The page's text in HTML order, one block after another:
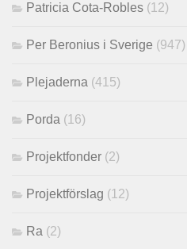
Patricia Cota-Robles (12)
Per Beronius i Sverige (947)
Plejaderna (415)
Porda (16)
Projektfonder (2)
Projektförslag (12)
Ra (2)